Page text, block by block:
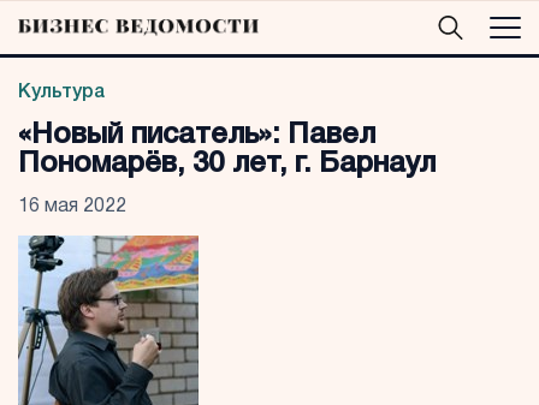
Культура
«Новый писатель»: Павел
Пономарёв, 30 лет, г. Барнаул
16 мая 2022